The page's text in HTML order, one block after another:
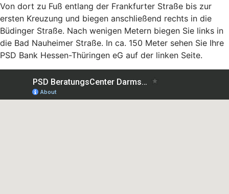
Von dort zu Fuß entlang der Frankfurter Straße bis zur
ersten Kreuzung und biegen anschließend rechts in die
Büdinger Straße. Nach wenigen Metern biegen Sie links in
die Bad Nauheimer Straße. In ca. 150 Meter sehen Sie Ihre
PSD Bank Hessen-Thüringen eG auf der linken Seite.